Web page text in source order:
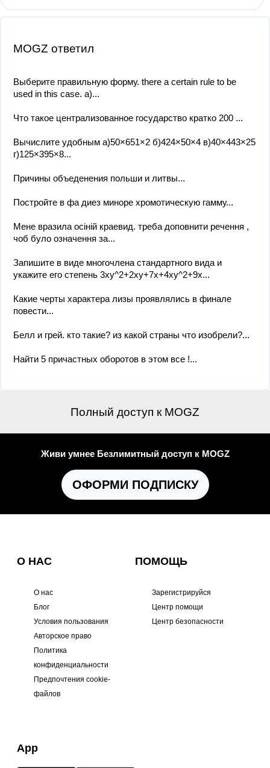
MOGZ ответил
Выберите правильную форму. there a certain rule to be
used in this case. a)...
Что такое централизованное государство кратко 200 ​...
Вычислите удобным а)50×651×2 б)424×50×4 в)40×443×25
г)125×395×8...
Причины объеденения польши и литвы​...
Постройте в фа диез миноре хромотическую гамму...
Мене вразила осіній краевид. треба доповнити речення ,
чоб було означення за...
Запишите в виде многочлена стандартного вида и
укажите его степень 3ху^2+2ху+7х+4ху^2+9х...
Какие черты характера лизы проявлялись в финале
повести...
Белл и грей. кто такие? из какой страны что изобрели?...
Найти 5 причастных оборотов в этом все !...
Полный доступ к MOGZ
Живи умнее Безлимитный доступ к MOGZ
ОФОРМИ ПОДПИСКУ
О НАС
О нас
Блог
Условия пользования
Авторское право
Политика
конфиденциальности
Предпочтения cookie-
файлов
ПОМОЩЬ
Зарегистрируйся
Центр помощи
Центр безопасности
App